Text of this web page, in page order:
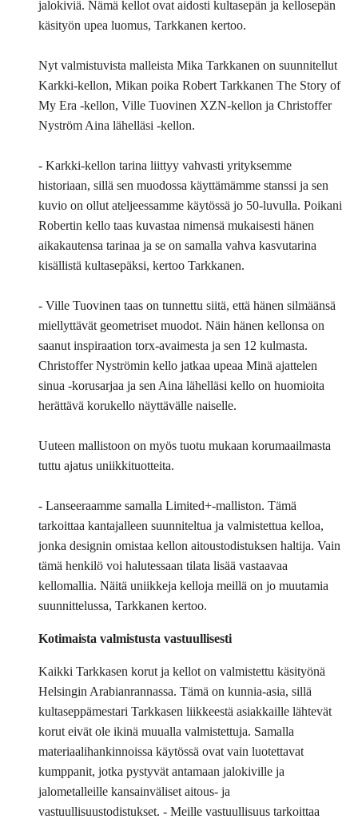
jalokiviä. Nämä kellot ovat aidosti kultasepän ja kellosepän
käsityön upea luomus, Tarkkanen kertoo.
Nyt valmistuvista malleista Mika Tarkkanen on suunnitellut
Karkki-kellon, Mikan poika Robert Tarkkanen The Story of
My Era -kellon, Ville Tuovinen XZN-kellon ja Christoffer
Nyström Aina lähelläsi -kellon.
- Karkki-kellon tarina liittyy vahvasti yrityksemme
historiaan, sillä sen muodossa käyttämämme stanssi ja sen
kuvio on ollut ateljeessamme käytössä jo 50-luvulla. Poikani
Robertin kello taas kuvastaa nimensä mukaisesti hänen
aikakautensa tarinaa ja se on samalla vahva kasvutarina
kisällistä kultasepäksi, kertoo Tarkkanen.
- Ville Tuovinen taas on tunnettu siitä, että hänen silmäänsä
miellyttävät geometriset muodot. Näin hänen kellonsa on
saanut inspiraation torx-avaimesta ja sen 12 kulmasta.
Christoffer Nyströmin kello jatkaa upeaa Minä ajattelen
sinua -korusarjaa ja sen Aina lähelläsi kello on huomioita
herättävä korukello näyttävälle naiselle.
Uuteen mallistoon on myös tuotu mukaan korumaailmasta
tuttu ajatus uniikkituotteita.
- Lanseeraamme samalla Limited+-malliston. Tämä
tarkoittaa kantajalleen suunniteltua ja valmistettua kelloa,
jonka designin omistaa kellon aitoustodistuksen haltija. Vain
tämä henkilö voi halutessaan tilata lisää vastaavaa
kellomallia. Näitä uniikkeja kelloja meillä on jo muutamia
suunnittelussa, Tarkkanen kertoo.
Kotimaista valmistusta vastuullisesti
Kaikki Tarkkasen korut ja kellot on valmistettu käsityönä
Helsingin Arabianrannassa. Tämä on kunnia-asia, sillä
kultaseppämestari Tarkkasen liikkeestä asiakkaille lähtevät
korut eivät ole ikinä muualla valmistettuja. Samalla
materiaalihankinnoissa käytössä ovat vain luotettavat
kumppanit, jotka pystyvät antamaan jalokiville ja
jalometalleille kansainväliset aitous- ja
vastuullisuustodistukset. - Meille vastuullisuus tarkoittaa